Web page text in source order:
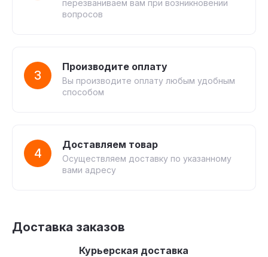
перезваниваем вам при возникновении
вопросов
3
Производите оплату
Вы производите оплату любым удобным
способом
4
Доставляем товар
Осуществляем доставку по указанному
вами адресу
Доставка заказов
Курьерская доставка